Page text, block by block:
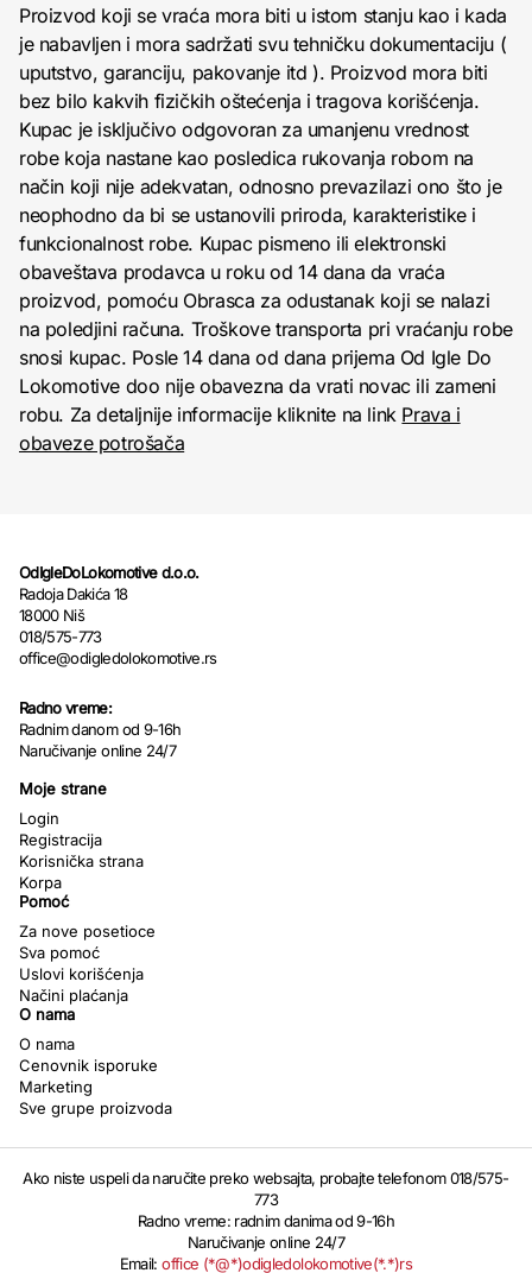
Proizvod koji se vraća mora biti u istom stanju kao i kada
je nabavljen i mora sadržati svu tehničku dokumentaciju (
uputstvo, garanciju, pakovanje itd ). Proizvod mora biti
bez bilo kakvih fizičkih oštećenja i tragova korišćenja.
Kupac je isključivo odgovoran za umanjenu vrednost
robe koja nastane kao posledica rukovanja robom na
način koji nije adekvatan, odnosno prevazilazi ono što je
neophodno da bi se ustanovili priroda, karakteristike i
funkcionalnost robe. Kupac pismeno ili elektronski
obaveštava prodavca u roku od 14 dana da vraća
proizvod, pomoću Obrasca za odustanak koji se nalazi
na poledjini računa. Troškove transporta pri vraćanju robe
snosi kupac. Posle 14 dana od dana prijema Od Igle Do
Lokomotive doo nije obavezna da vrati novac ili zameni
robu. Za detaljnije informacije kliknite na link Prava i
obaveze potrošača
OdIgleDoLokomotive d.o.o.
Radoja Dakića 18
18000 Niš
018/575-773
office@odigledolokomotive.rs
Radno vreme:
Radnim danom od 9-16h
Naručivanje online 24/7
Moje strane
Login
Registracija
Korisnička strana
Korpa
Pomoć
Za nove posetioce
Sva pomoć
Uslovi korišćenja
Načini plaćanja
O nama
O nama
Cenovnik isporuke
Marketing
Sve grupe proizvoda
Ako niste uspeli da naručite preko websajta, probajte telefonom 018/575-
773
Radno vreme: radnim danima od 9-16h
Naručivanje online 24/7
Email:office (*@*)odigledolokomotive(*.*)rs